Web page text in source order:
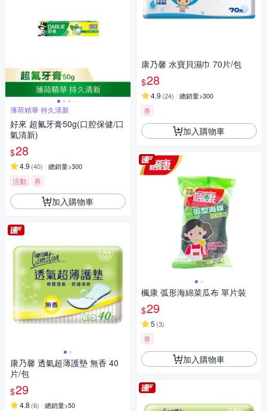
薄荷精華 持久清新
好來 超氟牙膏50g(口腔保健/口
氣清新)
$28
4.9 (40) 總銷量>300
活動 券
加入購物車
康乃馨 透氣超薄護墊 無香 40
片/包
$29
4.8 (6) 總銷量>50
康乃馨 水寶貝濕巾 70片/包
$28
4.9 (24) 總銷量>300
券
加入購物車
楓康 弧形海綿菜瓜布 單片裝
$29
5 (3)
券
加入購物車